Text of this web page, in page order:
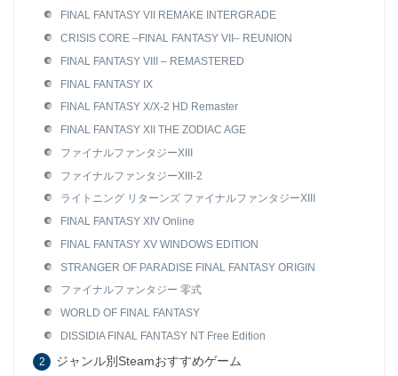
FINAL FANTASY VII REMAKE INTERGRADE
CRISIS CORE –FINAL FANTASY VII– REUNION
FINAL FANTASY VIII – REMASTERED
FINAL FANTASY IX
FINAL FANTASY X/X-2 HD Remaster
FINAL FANTASY XII THE ZODIAC AGE
ファイナルファンタジーXIII
ファイナルファンタジーXIII-2
ライトニング リターンズ ファイナルファンタジーXIII
FINAL FANTASY XIV Online
FINAL FANTASY XV WINDOWS EDITION
STRANGER OF PARADISE FINAL FANTASY ORIGIN
ファイナルファンタジー 零式
WORLD OF FINAL FANTASY
DISSIDIA FINAL FANTASY NT Free Edition
ジャンル別Steamおすすめゲーム